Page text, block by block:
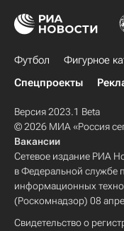
Футбол Фигурное
Спецпроекты
Версия 2023.1 Beta
© 2026 МИА «Россия
Вакансии
Сетевое издание РИА
в Федеральной службе
информационных
(Роскомнадзор) 08
Свидетельство о